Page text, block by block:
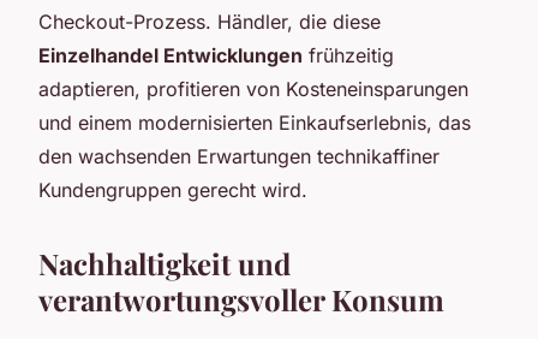
Checkout-Prozess. Händler, die diese
Einzelhandel Entwicklungen frühzeitig
adaptieren, profitieren von Kosteneinsparungen
und einem modernisierten Einkaufserlebnis, das
den wachsenden Erwartungen technikaffiner
Kundengruppen gerecht wird.
Nachhaltigkeit und
verantwortungsvoller Konsum